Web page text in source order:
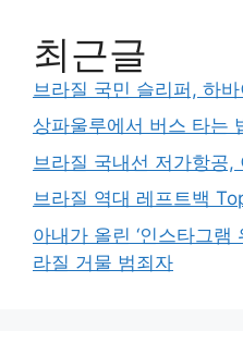
최근글
브라질 국민 슬리퍼, 하
상파울루에서 버스 타는
브라질 국내선 저가항공
브라질 역대 레프트백
아내가 올린 ‘인스타그램
라질 거물 범죄자